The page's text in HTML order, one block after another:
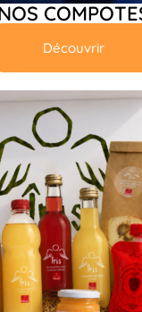
Découvrir